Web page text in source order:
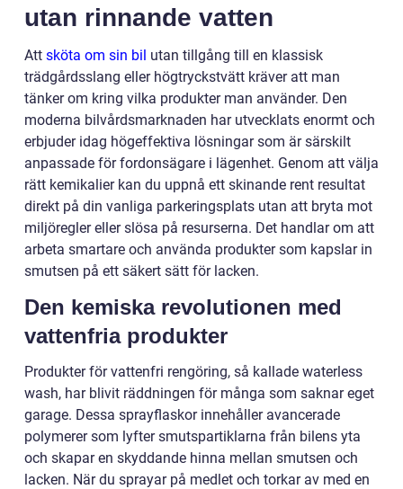
utan rinnande vatten
Att sköta om sin bil utan tillgång till en klassisk
trädgårdsslang eller högtryckstvätt kräver att man
tänker om kring vilka produkter man använder. Den
moderna bilvårdsmarknaden har utvecklats enormt och
erbjuder idag högeffektiva lösningar som är särskilt
anpassade för fordonsägare i lägenhet. Genom att välja
rätt kemikalier kan du uppnå ett skinande rent resultat
direkt på din vanliga parkeringsplats utan att bryta mot
miljöregler eller slösa på resurserna. Det handlar om att
arbeta smartare och använda produkter som kapslar in
smutsen på ett säkert sätt för lacken.
Den kemiska revolutionen med
vattenfria produkter
Produkter för vattenfri rengöring, så kallade waterless
wash, har blivit räddningen för många som saknar eget
garage. Dessa sprayflaskor innehåller avancerade
polymerer som lyfter smutspartiklarna från bilens yta
och skapar en skyddande hinna mellan smutsen och
lacken. När du sprayar på medlet och torkar av med en